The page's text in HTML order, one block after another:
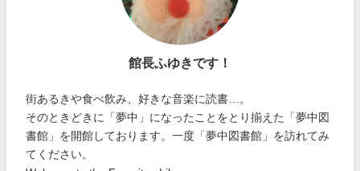
館長ふゆきです！
街あるきや食べ飲み、好きな音楽に読書…。
そのときどきに「夢中」になったことをとり揃えた「夢中図
書館」を開館しております。一度「夢中図書館」を訪れてみ
てください。